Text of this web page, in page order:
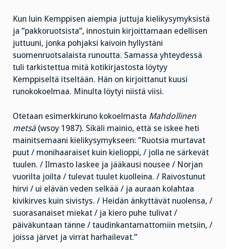
Kun luin Kemppisen aiempia juttuja kielikysymyksistä
ja ”pakkoruotsista”, innostuin kirjoittamaan edellisen
juttuuni, jonka pohjaksi kaivoin hyllystäni
suomenruotsalaista runoutta. Samassa yhteydessä
tuli tarkistettua mitä kotikirjastosta löytyy
Kemppiseltä itseltään. Hän on kirjoittanut kuusi
runokokoelmaa. Minulta löytyi niistä viisi.
Otetaan esimerkkiruno kokoelmasta Mahdollinen
metsä(wsoy 1987). Sikäli mainio, että se iskee heti
mainitsemaani kielikysymykseen: ”Ruotsia murtavat
puut / monihaaraiset kuin kielioppi, / jolla ne särkevät
tuulen. / Ilmasto laskee ja jääkausi nousee / Norjan
vuorilta joilta / tulevat tuulet kuolleina. / Raivostunut
hirvi / ui elävän veden selkää / ja auraan kolahtaa
kivikirves kuin sivistys. / Heidän änkyttävät nuolensa, /
suorasanaiset miekat / ja kiero puhe tulivat /
päiväkuntaan tänne / taudinkantamattomiin metsiin, /
joissa järvet ja virrat harhailevat.”